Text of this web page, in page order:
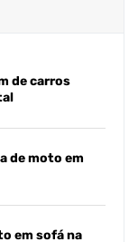
de carros
de moto em
em sofá na